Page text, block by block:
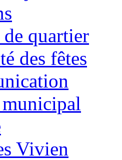
quartier
des fêtes
Vivien